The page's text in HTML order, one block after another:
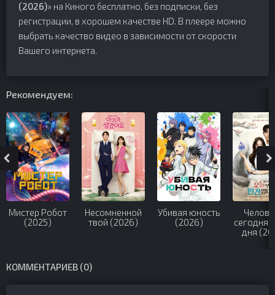
(2026)» на Киного бесплатно, без подписки, без
регистрации, в хорошем качестве HD. В плеере можно
выбрать качество видео в зависимости от скорости
Вашего интернета.
Рекомендуем:
Мистер Робот
(2025)
Несомненной
твой (2026)
Убивая юность
(2026)
дня
КОММЕНТАРИЕВ (0)